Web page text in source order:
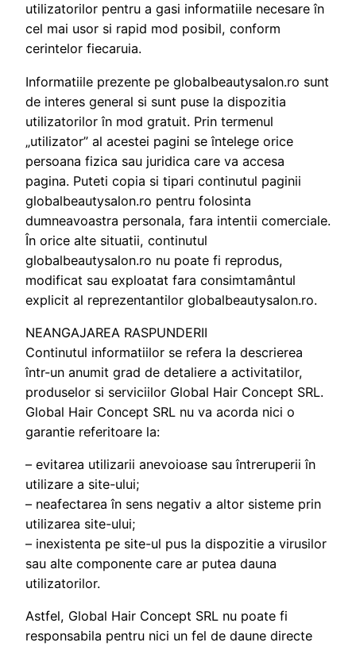
utilizatorilor pentru a gasi informatiile necesare în
cel mai usor si rapid mod posibil, conform
cerintelor fiecaruia.
Informatiile prezente pe globalbeautysalon.ro sunt
de interes general si sunt puse la dispozitia
utilizatorilor în mod gratuit. Prin termenul
„utilizator” al acestei pagini se întelege orice
persoana fizica sau juridica care va accesa
pagina. Puteti copia si tipari continutul paginii
globalbeautysalon.ro pentru folosinta
dumneavoastra personala, fara intentii comerciale.
În orice alte situatii, continutul
globalbeautysalon.ro nu poate fi reprodus,
modificat sau exploatat fara consimtamântul
explicit al reprezentantilor globalbeautysalon.ro.
NEANGAJAREA RASPUNDERII
Continutul informatiilor se refera la descrierea
într-un anumit grad de detaliere a activitatilor,
produselor si serviciilor Global Hair Concept SRL.
Global Hair Concept SRL nu va acorda nici o
garantie referitoare la:
– evitarea utilizarii anevoioase sau întreruperii în
utilizare a site-ului;
– neafectarea în sens negativ a altor sisteme prin
utilizarea site-ului;
– inexistenta pe site-ul pus la dispozitie a virusilor
sau alte componente care ar putea dauna
utilizatorilor.
Astfel, Global Hair Concept SRL nu poate fi
responsabila pentru nici un fel de daune directe